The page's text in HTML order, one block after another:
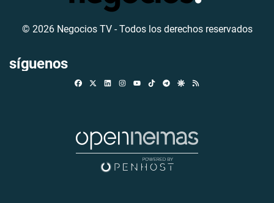
© 2026 Negocios TV - Todos los derechos reservados
síguenos
FacebookLinkedinInstagramTikTokTelegramGoogle Discover